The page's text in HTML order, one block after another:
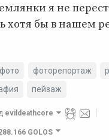
я не
хотя бы в нашем
фото фоторепортаж
пейзаж
evildeathcore
GOLOS